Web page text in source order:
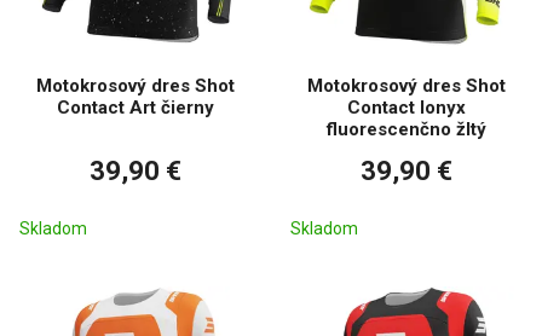
Motokrosový dres Shot
Contact Art čierny
39,90 €
Skladom
Motokrosový dres Shot
Contact Ionyx
fluorescenčno žltý
39,90 €
Skladom